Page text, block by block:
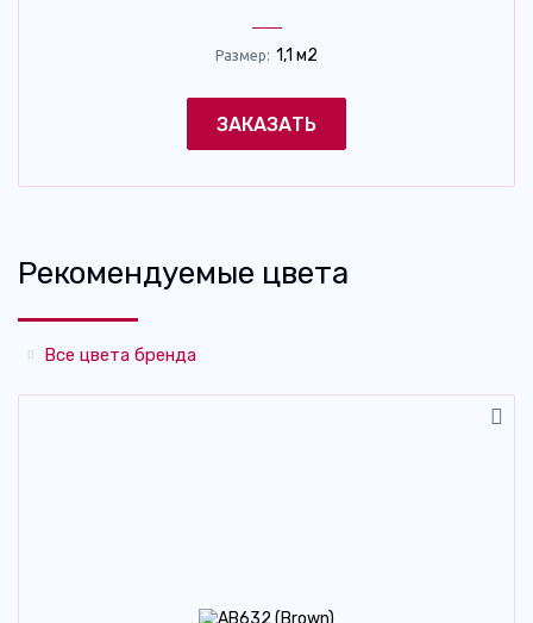
Размер: 1,1 м2
ЗАКАЗАТЬ
Рекомендуемые цвета
Все цвета бренда